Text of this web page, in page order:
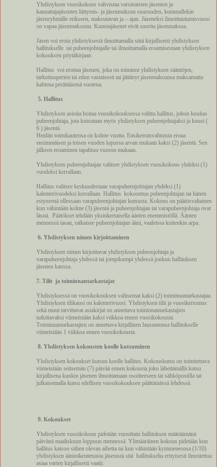
Yhdistyksen vuosikokous vahvistaa varsinaisten jäsenten ja
kannattajajäsenten liittymis- ja jäsenmaksun suuruuden, kummallekin
jäsenryhmälle erikseen, maksutavan ja – ajan. Jäseneksi ilmoittautumisvuosi
on vapaa jäsenmaksusta. Kunniajäsenet eivät suorita jäsenmaksua.
Jäsen voi erota yhdistyksestä ilmoittamalla siitä kirjallisesti yhdistyksen
hallitukselle tai puheenjohtajalle tai ilmoittamalla eroamisestaan yhdistyksen
kokouksen pöytäkirjaan.
Hallitus voi erottaa jäsenen, joka on toiminut yhdistyksen sääntöjen,
tarkoitusperien tai edun vastaisesti tai jättänyt jäsenmaksunsa maksamatta
kahtena perättäisenä vuotena.
5. Hallitus
Yhdistyksen asioita hoitaa vuosikokouksessa valittu hallitus, johon kuuluu
puheenjohtaja, jota kutsutaan myös yhdistyksen puheenjohtajaksi ja kuusi (
6 ) jäsentä.
Heidän toimikautensa on kolme vuotta. Ensikerranvalituista eroaa
ensimmäisen ja toisen vuoden lopussa arvan mukaan kaksi (2) jäsentä. Sen
jälkeen eroaminen tapahtuu vuoron mukaan.
Yhdistyksen puheenjohtajan valitsee yhdistyksen vuosikokous yhdeksi (1)
vuodeksi kerrallaan.
Hallitus valitsee keskuudestaan varapuheenjohtajan yhdeksi (1)
kalenterivuodeksi kerrallaan. Hallitus kokoontuu puheenjohtajan tai hänen
estyneenä ollessaan varapuheenjohtajan kutsusta. Kokous on päätösvaltainen
kun vähintään kolme (3) jäsentä ja puheenjohtajan tai varapuheenjohtaja ovat
läsnä. Päätökset tehdään yksinkertaisella äänten enemmistöllä. Äänten
mennessä tasan, ratkaisee puheenjohtajan ääni, vaaleissa kuitenkin arpa.
6. Yhdistyksen nimen kirjoittaminen
Yhdistyksen nimen kirjoittavat yhdistyksen puheenjohtaja ja
varapuheenjohtaja yhdessä tai jompikumpi yhdessä jonkun hallituksen
jäsenen kanssa.
7. Tilit ja toiminnantarkastajat
Yhdistyksessä on vuosikokouksen valitsemat kaksi (2) toiminnantarkastajaa.
Yhdistyksen tilikausi on kalenterivuosi. Yhdistyksen tilit ja vuosikertomus
sekä muut tarvittavat asiakirjat on annettava toiminnantarkastajien
tutkittavaksi viimeistään kaksi viikkoa ennen vuosikokousta.
Toiminnantarkastajien on annettava kirjallinen lausuntonsa hallitukselle
viimeistään 1 viikkoa ennen vuosikokousta.
8. Yhdistyksen kokousten koolle kutsuminen
Yhdistyksen kokoukset kutsuu koolle hallitus. Kokouskutsu on toimitettava
viimeistään seitsemän (7) päivää ennen kokousta joko lähettämällä kutsu
kirjallisena kunkin jäsenen ilmoittamaan osoitteeseen tai sähköpostilla tai
julkaisemalla kutsu edellisen vuosikokouksen päättämässä lehdessä.
9. Kokoukset
Yhdistyksen vuosikokous pidetään vuosittain hallituksen määräämänä
päivänä maaliskuun loppuun mennessä. Ylimääräinen kokous pidetään kun
hallitus katsoo siihen olevan aihetta tai kun vähintään kymmenesosa (1/10)
yhdistyksen äänioikeutetuista jäsenistä sitä hallitukselta erityisesti ilmoitettua
asiaa varten kirjallisesti vaatii.